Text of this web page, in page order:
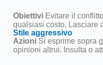
ObiettiviEvitare il
qualsiasi costo. Lasciare
Stile aggressivo
AzioniSi esprime sopra
opinioni altrui. Insulta o